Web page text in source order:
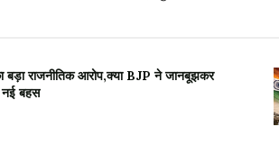
राजनीतिक आरोप,क्या BJP ने जानबूझकर
नई बहस